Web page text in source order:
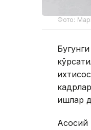
Фото:
ишлар
Асосий